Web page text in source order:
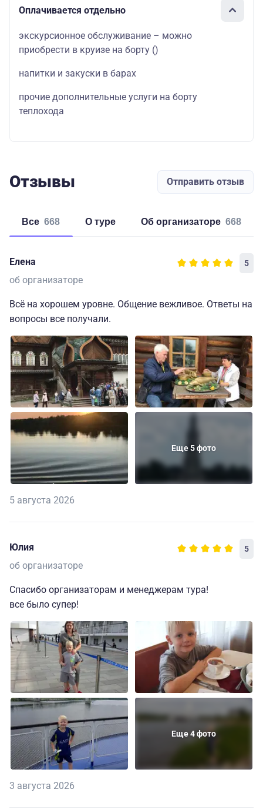
Оплачивается отдельно
экскурсионное обслуживание – можно
приобрести в круизе на борту ()
напитки и закуски в барах
прочие дополнительные услуги на борту
теплохода
Отзывы Отправить отзыв
Все 668 о туре об организаторе 668
Елена 5
об организаторе
Всё на хорошем уровне. Общение вежливое. Ответы на
вопросы все получали.
Еще 5 фото
5 августа 2026
Юлия 5
об организаторе
Спасибо организаторам и менеджерам тура!
все было супер!
Еще 4 фото
3 августа 2026